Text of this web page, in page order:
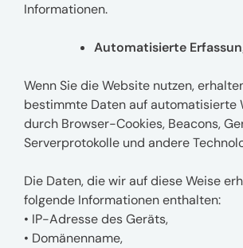
Informationen.
Automatisierte
Wenn Sie die Website nutzen,
bestimmte Daten auf automatisierte
durch Browser-Cookies, Beacons,
Serverprotokolle und andere
Die Daten, die wir auf diese Weise
folgende Informationen enthalten:
• IP-Adresse des Geräts,
• Domänenname,